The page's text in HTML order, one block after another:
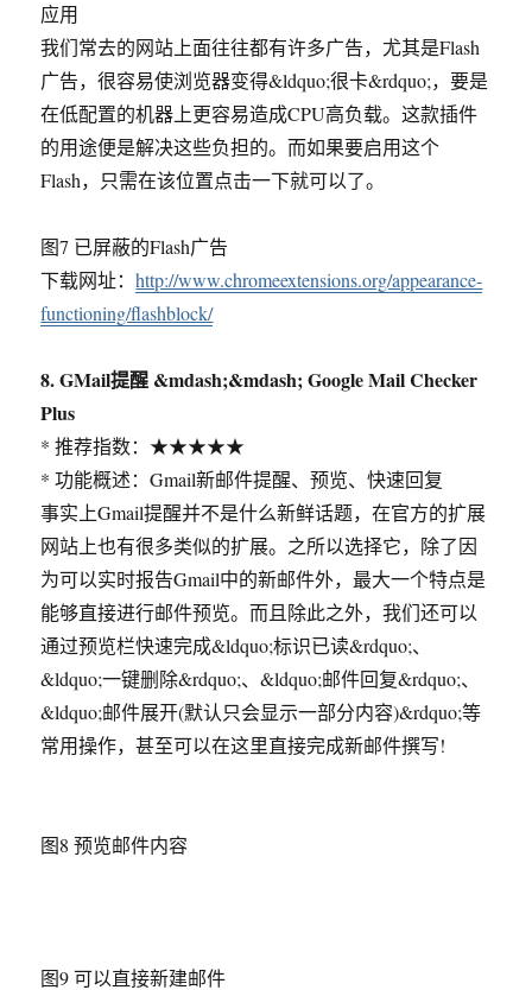
应用
我们常去的网站上面往往都有许多广告，尤其是Flash
广告，很容易使浏览器变得&ldquo;很卡&rdquo;，要是
在低配置的机器上更容易造成CPU高负载。这款插件
的用途便是解决这些负担的。而如果要启用这个
Flash，只需在该位置点击一下就可以了。
图7 已屏蔽的Flash广告
下载网址：http://www.chromeextensions.org/appearance-
functioning/flashblock/
8. GMail提醒 &mdash;&mdash; Google Mail Checker
Plus
* 推荐指数：★★★★★
* 功能概述：Gmail新邮件提醒、预览、快速回复
事实上Gmail提醒并不是什么新鲜话题，在官方的扩展
网站上也有很多类似的扩展。之所以选择它，除了因
为可以实时报告Gmail中的新邮件外，最大一个特点是
能够直接进行邮件预览。而且除此之外，我们还可以
通过预览栏快速完成&ldquo;标识已读&rdquo;、
&ldquo;一键删除&rdquo;、&ldquo;邮件回复&rdquo;、
&ldquo;邮件展开(默认只会显示一部分内容)&rdquo;等
常用操作，甚至可以在这里直接完成新邮件撰写!
图8 预览邮件内容
图9 可以直接新建邮件